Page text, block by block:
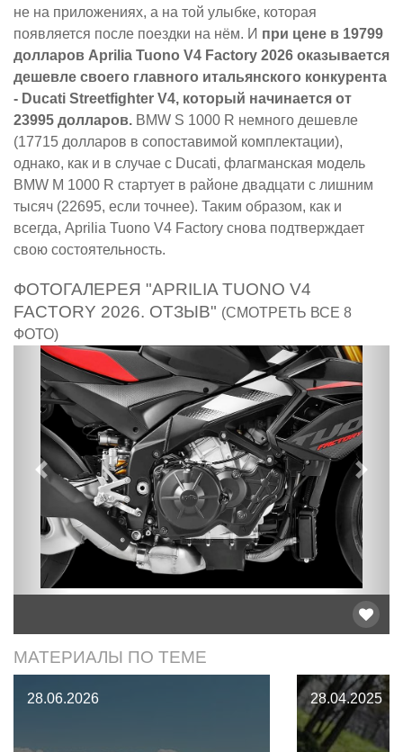
не на приложениях, а на той улыбке, которая
появляется после поездки на нём. И при цене в 19799
долларов Aprilia Tuono V4 Factory 2026 оказывается
дешевле своего главного итальянского конкурента
- Ducati Streetfighter V4, который начинается от
23995 долларов. BMW S 1000 R немного дешевле
(17715 долларов в сопоставимой комплектации),
однако, как и в случае с Ducati, флагманская модель
BMW M 1000 R стартует в районе двадцати с лишним
тысяч (22695, если точнее). Таким образом, как и
всегда, Aprilia Tuono V4 Factory снова подтверждает
свою состоятельность.
ФОТОГАЛЕРЕЯ "APRILIA TUONO V4
FACTORY 2026. ОТЗЫВ" (СМОТРЕТЬ ВСЕ 8
ФОТО)
Предыдущий
МАТЕРИАЛЫ ПО ТЕМЕ
28.06.2026 28.04.2025